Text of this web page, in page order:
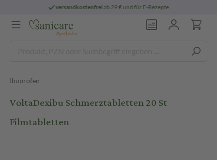
ab 29 € und für E-Rezepte
Ibuprofen
VoltaDexibu Schmerztabletten 20 St
Filmtabletten